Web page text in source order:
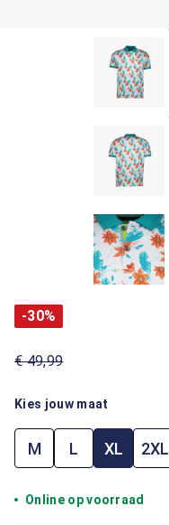
-30%
€ 49,99
Kies jouw maat
M L XL 2XL
Online op voorraad